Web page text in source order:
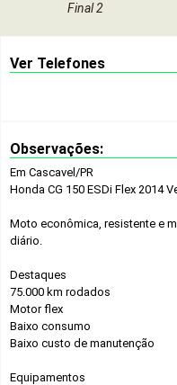
Final 2
Ver Telefones
Observações:
Em Cascavel/PR
Honda CG 150 ESDi Flex 2014
Moto econômica, resistente e
diário.
Destaques
75.000 km rodados
Motor flex
Baixo consumo
Baixo custo de manutenção
Equipamentos